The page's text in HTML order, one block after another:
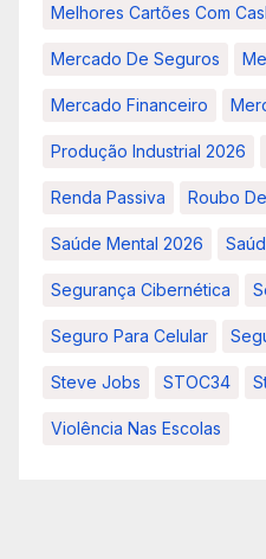
Melhores Cartões Com
Mercado De Seguros
Mercado Financeiro
Produção Industrial 2026
Renda Passiva Roubo
Saúde Mental 2026
Segurança Cibernética
Seguro Para Celular
Steve Jobs STOC34
Violência Nas Escolas